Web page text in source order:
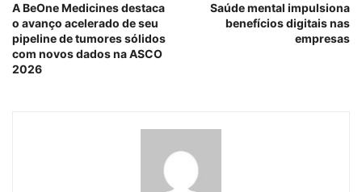
A BeOne Medicines destaca
o avanço acelerado de seu
pipeline de tumores sólidos
com novos dados na ASCO
2026
Saúde mental impulsiona
benefícios digitais nas
empresas